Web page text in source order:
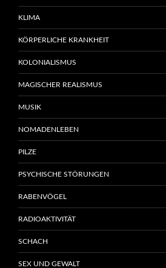
KLIMA
KÖRPERLICHE KRANKHEIT
KOLONIALISMUS
MAGISCHER REALISMUS
MUSIK
NOMADENLEBEN
PILZE
PSYCHISCHE STÖRUNGEN
RABENVÖGEL
RADIOAKTIVITÄT
SCHACH
SEX UND GEWALT